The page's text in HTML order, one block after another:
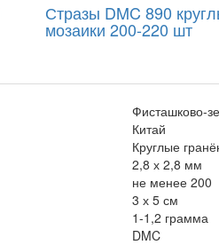
Стразы DMC 890
мозаики 200-220 шт
Фисташково-
Китай
Круглые
2,8 х 2,8 мм
не менее 200
3 х 5 см
1-1,2 грамма
DMC